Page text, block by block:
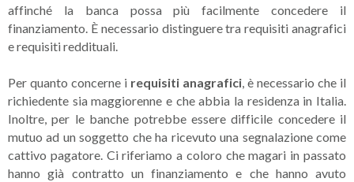
affinché la banca possa più facilmente concedere il
finanziamento. È necessario distinguere tra requisiti anagrafici
e requisiti reddituali.
Per quanto concerne i requisiti anagrafici , è necessario che il
richiedente sia maggiorenne e che abbia la residenza in Italia.
Inoltre, per le banche potrebbe essere difficile concedere il
mutuo ad un soggetto che ha ricevuto una segnalazione come
cattivo pagatore. Ci riferiamo a coloro che magari in passato
hanno già contratto un finanziamento e che hanno avuto